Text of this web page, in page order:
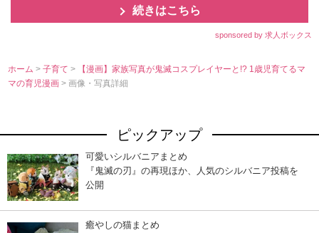
続きはこちら
sponsored by 求人ボックス
ホーム >子育て>
【漫画】家族写真が鬼滅コスプレイヤーと!? 1歳児育てるマ
マの育児漫画> 画像・写真詳細
ピックアップ
可愛いシルバニアまとめ
『鬼滅の刃』の再現ほか、人気のシルバニア投稿を
公開
癒やしの猫まとめ